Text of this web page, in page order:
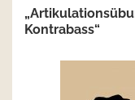
Kontrabass“